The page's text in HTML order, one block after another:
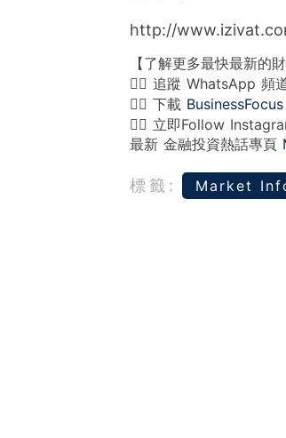
http://
【了解更多最快最新的
👉🏻 追蹤 WhatsApp 頻
👉🏻 下載
👉🏻 立即Follow
最新 金融投資熱話專頁
標籤: Market